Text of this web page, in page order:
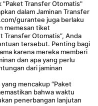
dalam Jaminan Transfer
gurantee juga berlaku
memesan tiket
Transfer Otomatis”, Anda
tersebut. Penting bagi
karena mereka memberi
dan apa yang perlu
dari jaminan
bahwa waktu
penerbangan lanjutan